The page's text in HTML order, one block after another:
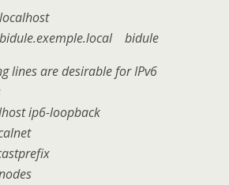
bidule
lines are desirable for IPv6
ip6-loopback